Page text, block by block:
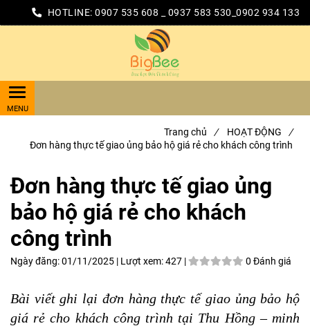
HOTLINE: 0907 535 608 _ 0937 583 530_0902 934 133
Trang chủ / HOẠT ĐỘNG
/
Đơn hàng thực tế giao ủng bảo hộ giá rẻ cho khách công trình
Đơn hàng thực tế giao ủng
bảo hộ giá rẻ cho khách
công trình
Ngày đăng:01/11/2025 | Lượt xem:427 | 0 Đánh giá
Bài viết ghi lại đơn hàng thực tế giao ủng bảo hộ
giá rẻ cho khách công trình tại Thu Hồng – minh